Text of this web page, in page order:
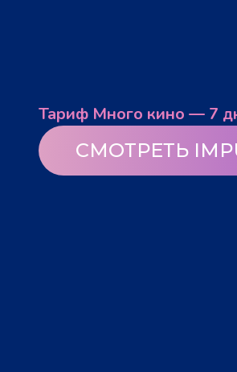
Тариф Много кино — 7
СМОТРЕТЬ